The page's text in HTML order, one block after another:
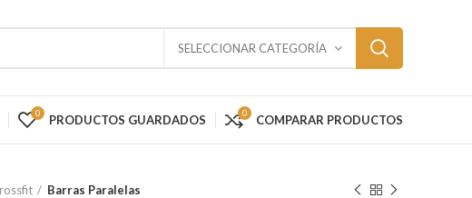
SELECCIONAR CATEGORÍA
0 PRODUCTOS GUARDADOS 0 COMPARAR PRODUCTOS
Barras Paralelas